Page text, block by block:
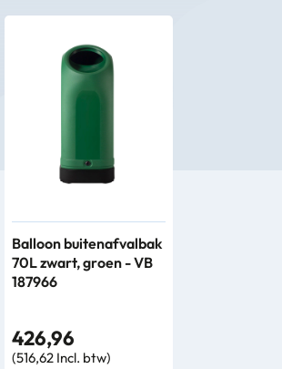
Balloon buitenafvalbak
70L zwart, groen - VB
187966
426,96
(516,62 Incl. btw)